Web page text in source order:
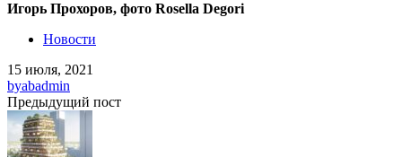
Игорь Прохоров, фото Rosella Degori
Новости
15 июля, 2021
byabadmin
Предыдущий пост